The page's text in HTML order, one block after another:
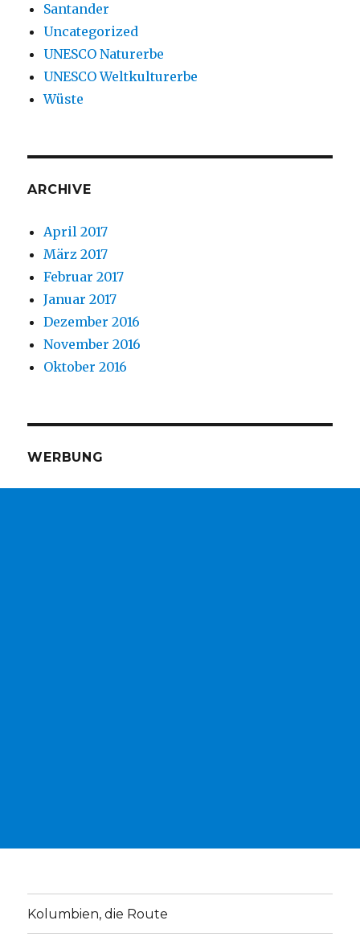
Santander
Uncategorized
UNESCO Naturerbe
UNESCO Weltkulturerbe
Wüste
ARCHIVE
April 2017
März 2017
Februar 2017
Januar 2017
Dezember 2016
November 2016
Oktober 2016
WERBUNG
Kolumbien, die Route